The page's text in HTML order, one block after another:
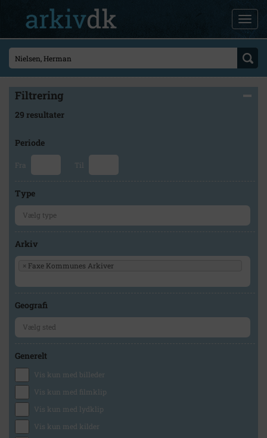
Filtrering
29 resultater
Periode
Fra Til
Type
Arkiv
× Faxe Kommunes Arkiver
Geografi
Generelt
Vis kun med billeder
Vis kun med filmklip
Vis kun med lydklip
Vis kun med kilder